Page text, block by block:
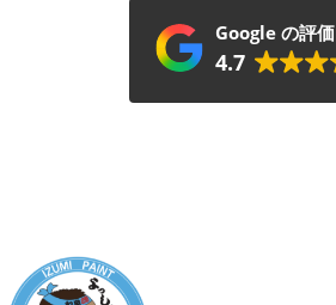
Google の評価
4.7